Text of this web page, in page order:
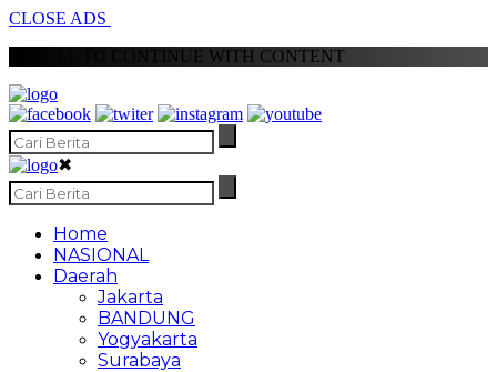
CLOSE ADS
SCROLL TO CONTINUE WITH CONTENT
✖
Home
NASIONAL
Daerah
Jakarta
BANDUNG
Yogyakarta
Surabaya